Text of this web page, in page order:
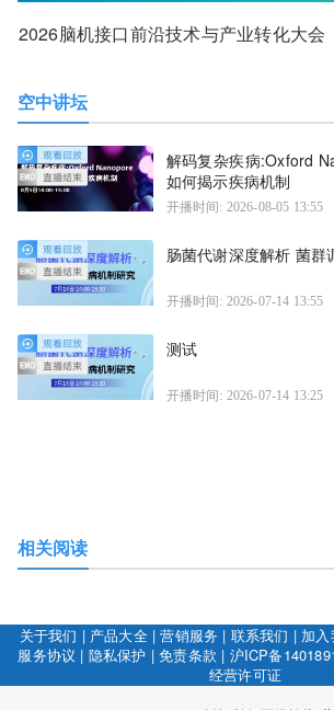
2026脑机接口前沿技术与产业转化大会
空中讲坛
解码复杂疾病:Oxford
如何揭示疾病机制
开播时间: 2026-08-05 13:55
肠菌代谢深度解析 菌群
开播时间: 2026-07-14 13:55
测试
开播时间: 2026-07-14 13:25
相关阅读
关于我们 | 产品大全|营销服务 | 联系我们 | 加入
服务协议 | 隐私保护 |免责条款 | 沪ICP备
经营许可证